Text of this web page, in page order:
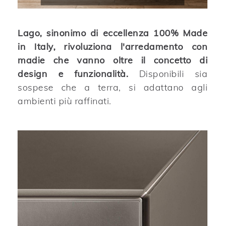
Lago, sinonimo di eccellenza 100% Made
in Italy, rivoluziona l'arredamento con
madie che vanno oltre il concetto di
design e funzionalità. Disponibili sia
sospese che a terra, si adattano agli
ambienti più raffinati.